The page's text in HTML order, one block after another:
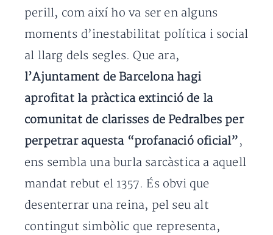
perill, com així ho va ser en alguns
moments d’inestabilitat política i social
al llarg dels segles. Que ara,
l’Ajuntament de Barcelona hagi
aprofitat la pràctica extinció de la
comunitat de clarisses de Pedralbes per
perpetrar aquesta “profanació oficial”,
ens sembla una burla sarcàstica a aquell
mandat rebut el 1357. És obvi que
desenterrar una reina, pel seu alt
contingut simbòlic que representa,